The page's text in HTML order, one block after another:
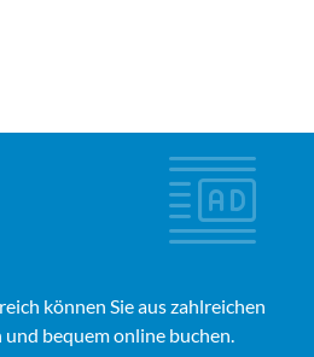
können Sie aus zahlreichen
bequem online buchen.